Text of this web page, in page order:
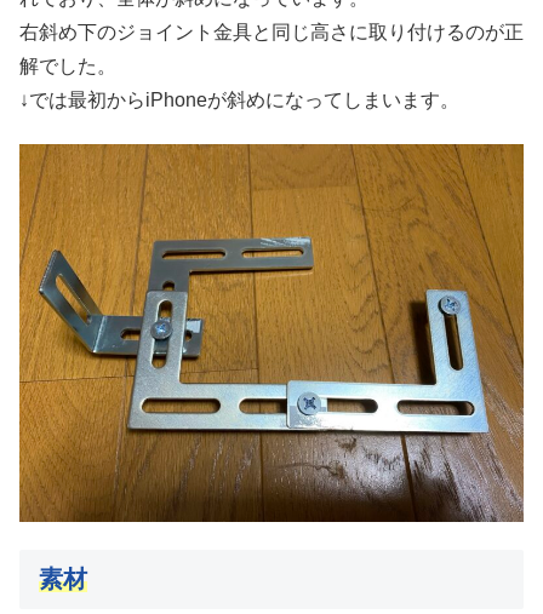
右斜め下のジョイント金具と同じ高さに取り付けるのが正
解でした。
↓では最初からiPhoneが斜めになってしまいます。
素材